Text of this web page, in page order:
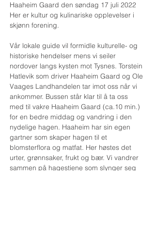
Haaheim Gaard den søndag 17 juli 2022
Her er kultur og kulinariske opplevelser i
skjønn forening.
Vår lokale guide vil formidle kulturelle- og
historiske hendelser mens vi seiler
nordover langs kysten mot Tysnes. Torstein
Hatlevik som driver Haaheim Gaard og Ole
Vaages Landhandelen tar imot oss når vi
ankommer. Bussen står klar til å ta oss
med til vakre Haaheim Gaard (ca.10 min.)
for en bedre middag og vandring i den
nydelige hagen. Haaheim har sin egen
gartner som skaper hagen til et
blomsterflora og matfat. Her høstes det
urter, grønnsaker, frukt og bær. Vi vandrer
sammen på hagestiene som slynger seg